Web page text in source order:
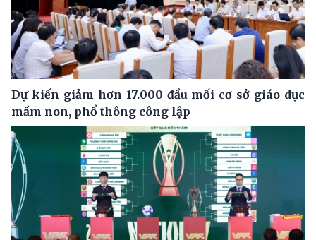
Dự kiến giảm hơn 17.000 đầu mối cơ sở giáo dục
mầm non, phổ thông công lập